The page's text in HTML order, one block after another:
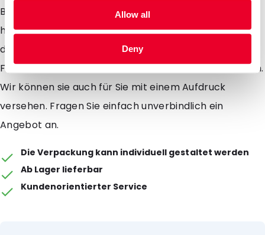
Allow all
Deny
Beutel in Geschäften aufgehängt werden. Zusätzlich
hat der Beutel zwei Kerben, wodurch man ihn nach
dem Verschweissen einfach aufreissen kann. Unsere
Flachbeutel sind in 6 verschiedenen Größen erhältlich.
Wir können sie auch für Sie mit einem Aufdruck
versehen. Fragen Sie einfach unverbindlich ein
Angebot an.
Die Verpackung kann individuell gestaltet werden
Ab Lager lieferbar
Kundenorientierter Service